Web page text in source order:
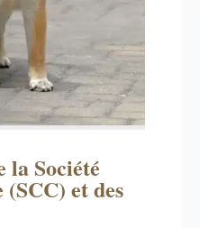
la Société
et des